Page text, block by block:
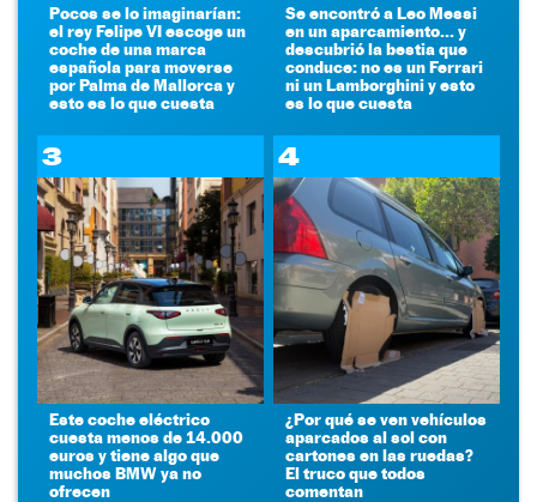
Pocos se lo imaginarían:
el rey Felipe VI escoge un
coche de una marca
española para moverse
por Palma de Mallorca y
esto es lo que cuesta
Se encontró a Leo Messi
en un aparcamiento... y
descubrió la bestia que
conduce: no es un Ferrari
ni un Lamborghini y esto
es lo que cuesta
3
Este coche eléctrico
cuesta menos de 14.000
euros y tiene algo que
muchos BMW ya no
ofrecen
4
¿Por qué se ven vehículos
aparcados al sol con
cartones en las ruedas?
El truco que todos
comentan